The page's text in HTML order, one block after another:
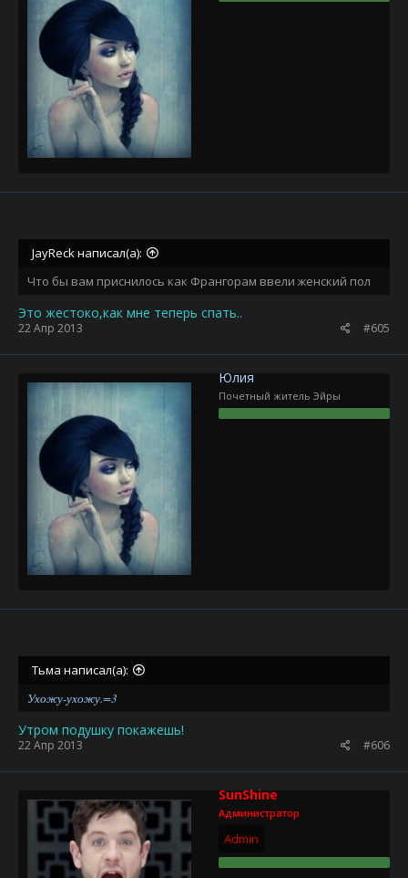
JayReck написал(а):
Что бы вам приснилось как Франгорам ввели женский пол
Это жестоко,как мне теперь спать..
22 Апр 2013 #605
Юлия
Почетный житель Эйры
Тьма написал(а):
Ухожу-ухожу.=3
Утром подушку покажешь!
22 Апр 2013 #606
SunShine
Администратор
Admin